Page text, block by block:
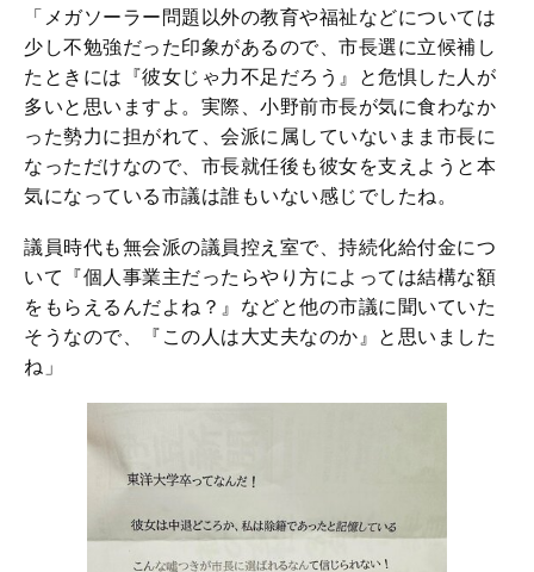
「メガソーラー問題以外の教育や福祉などについては
少し不勉強だった印象があるので、市長選に立候補し
たときには『彼女じゃ力不足だろう』と危惧した人が
多いと思いますよ。実際、小野前市長が気に食わなか
った勢力に担がれて、会派に属していないまま市長に
なっただけなので、市長就任後も彼女を支えようと本
気になっている市議は誰もいない感じでしたね。
議員時代も無会派の議員控え室で、持続化給付金につ
いて『個人事業主だったらやり方によっては結構な額
をもらえるんだよね？』などと他の市議に聞いていた
そうなので、『この人は大丈夫なのか』と思いました
ね」